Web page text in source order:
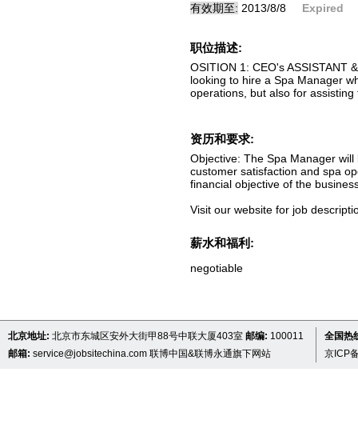
有效期至: 2013/8/8 Expired
职位描述:
OSITION 1: CEO's ASSISTANT
looking to hire a Spa Manager
operations, but also for
资历和要求:
Objective: The Spa Manager
customer satisfaction and spa
financial objective of the
Visit our website for job
薪水和福利:
negotiable
北京地址: 北京市东城区安外大街甲88号中联大厦403室 邮编: 100011
邮箱: service@jobsitechina.com 联博中国&联博永通旗下网站
全国热
京ICP